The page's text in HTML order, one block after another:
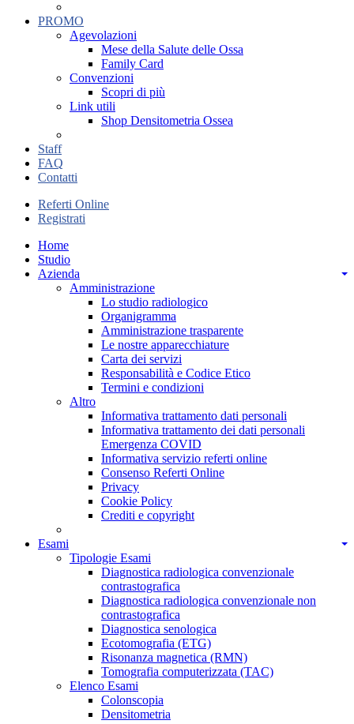
PROMO
Agevolazioni
Mese della Salute delle Ossa
Family Card
Convenzioni
Scopri di più
Link utili
Shop Densitometria Ossea
Staff
FAQ
Contatti
Referti Online
Registrati
Home
Studio
Azienda
Amministrazione
Lo studio radiologico
Organigramma
Amministrazione trasparente
Le nostre apparecchiature
Carta dei servizi
Responsabilità e Codice Etico
Termini e condizioni
Altro
Informativa trattamento dati personali
Informativa trattamento dei dati personali
Emergenza COVID
Informativa servizio referti online
Consenso Referti Online
Privacy
Cookie Policy
Crediti e copyright
Esami
Tipologie Esami
Diagnostica radiologica convenzionale
contrastografica
Diagnostica radiologica convenzionale non
contrastografica
Diagnostica senologica
Ecotomografia (ETG)
Risonanza magnetica (RMN)
Tomografia computerizzata (TAC)
Elenco Esami
Colonscopia
Densitometria